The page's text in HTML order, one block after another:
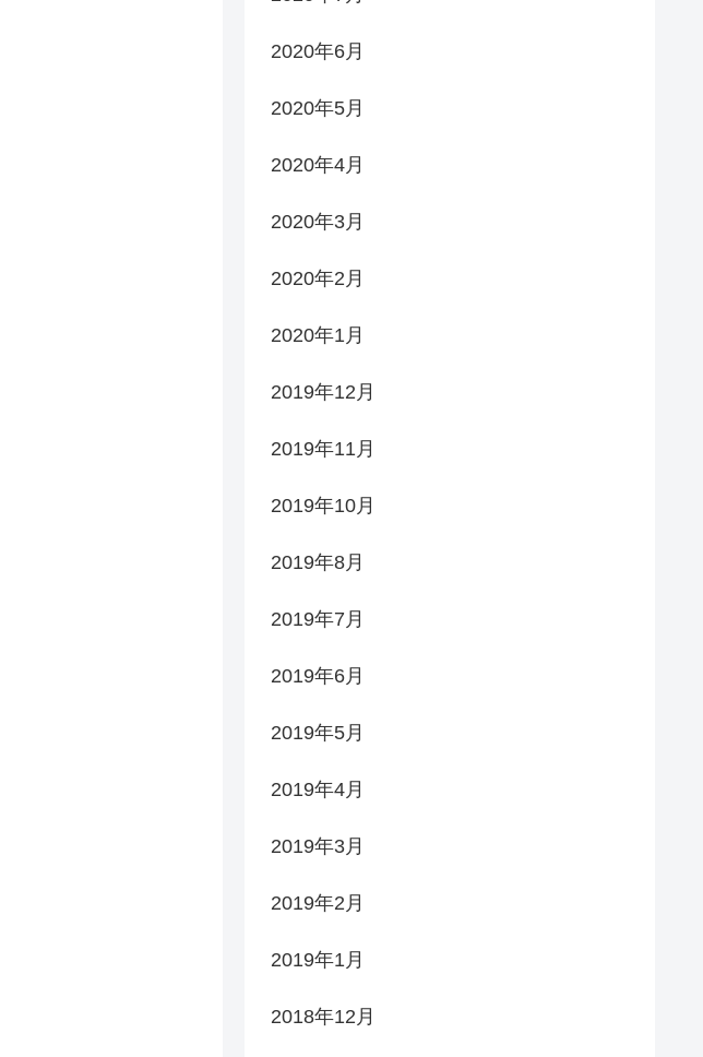
2020年6月
2020年5月
2020年4月
2020年3月
2020年2月
2020年1月
2019年12月
2019年11月
2019年10月
2019年8月
2019年7月
2019年6月
2019年5月
2019年4月
2019年3月
2019年2月
2019年1月
2018年12月